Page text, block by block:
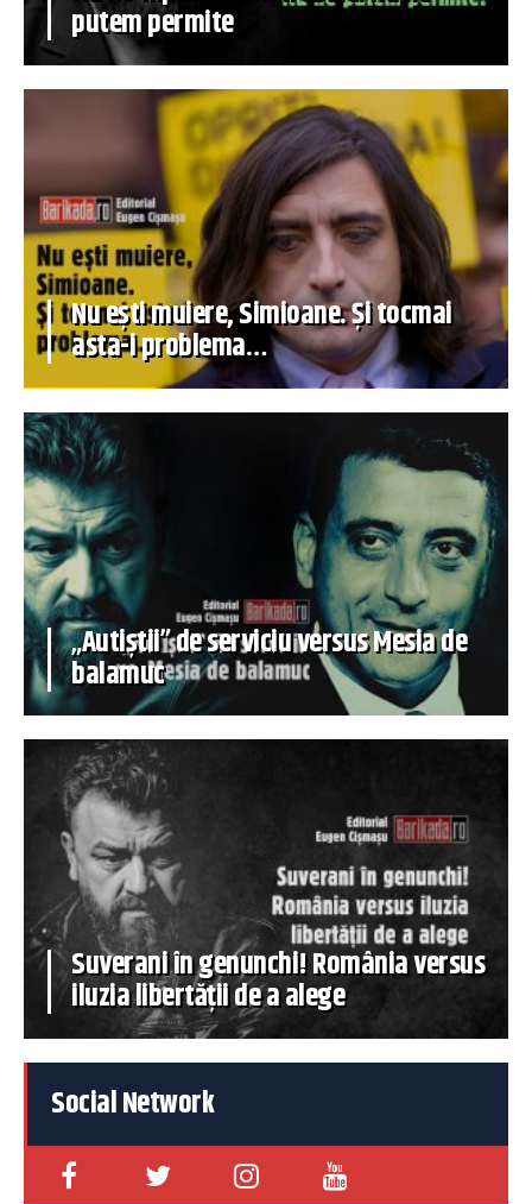
putem permite
Nu ești muiere, Simioane. Și tocmai
asta-i problema…
„Autiștii” de serviciu versus Mesia de
balamuc
Suverani în genunchi! România versus
iluzia libertății de a alege
Social Network